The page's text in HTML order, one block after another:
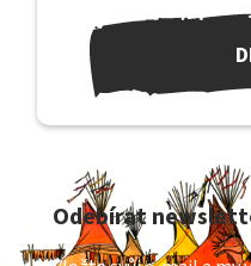
Odebírat